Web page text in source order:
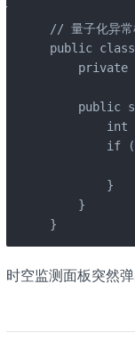
// 量子化异常
public class
private
public
int
if
        }
    }
}
时空监测面板突然